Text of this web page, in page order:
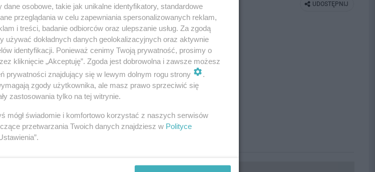
UDOSTĘPNIJ
i Tadeusz Nowak
MAPIE
osobowe, takie jak unikalne identyfikatory, standardowe
przeglądania w celu zapewniania spersonalizowanych reklam,
i treści, badanie odbiorców oraz ulepszanie usług. Za zgodą
dokładnych danych geolokalizacyjnych oraz aktywnie
identyfikacji. Ponieważ cenimy Twoją prywatność, prosimy o
kliknięcie „Akceptuję”. Zgoda jest dobrowolna i zawsze możesz
prywatności znajdujący się w lewym dolnym rogu strony
.
zgody użytkownika, ale masz prawo sprzeciwić się
zastosowania tylko na tej witrynie.
mógł świadomie i komfortowo korzystać z naszych serwisów
przetwarzania Twoich danych znajdziesz w Polityce